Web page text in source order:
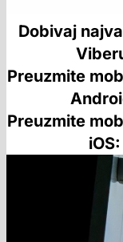
Dobivaj
Preuzmite
Preuzmite
iOS: